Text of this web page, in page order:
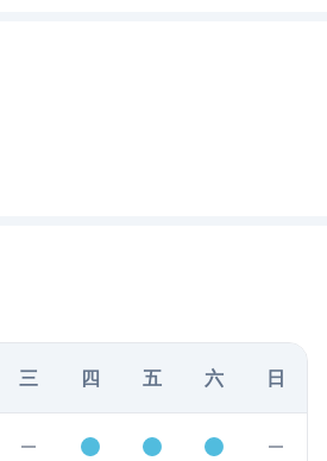
三 四 五 六 日